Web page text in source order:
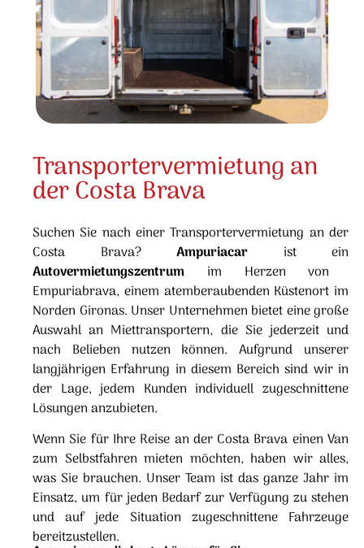
Transportervermietung an
der Costa Brava
Suchen Sie nach einer Transportervermietung an der
Costa Brava? Ampuriacar ist ein
Autovermietungszentrum im Herzen von
Empuriabrava, einem atemberaubenden Küstenort im
Norden Gironas. Unser Unternehmen bietet eine große
Auswahl an Miettransportern, die Sie jederzeit und
nach Belieben nutzen können. Aufgrund unserer
langjährigen Erfahrung in diesem Bereich sind wir in
der Lage, jedem Kunden individuell zugeschnittene
Lösungen anzubieten.
Wenn Sie für Ihre Reise an der Costa Brava einen Van
zum Selbstfahren mieten möchten, haben wir alles,
was Sie brauchen. Unser Team ist das ganze Jahr im
Einsatz, um für jeden Bedarf zur Verfügung zu stehen
und auf jede Situation zugeschnittene Fahrzeuge
bereitzustellen.